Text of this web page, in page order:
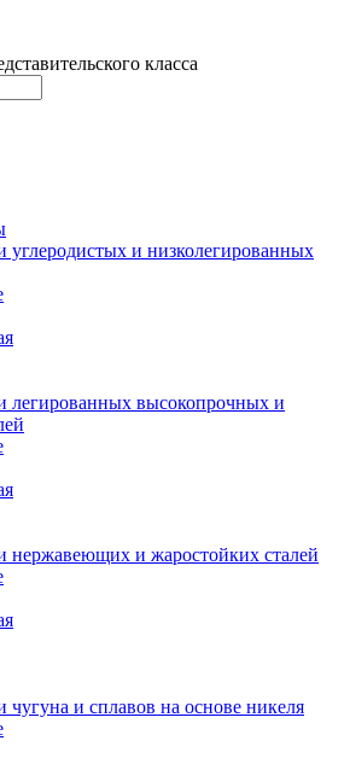
класса
углеродистых и низколегированных
легированных высокопрочных и
нержавеющих и жаростойких сталей
чугуна и сплавов на основе никеля